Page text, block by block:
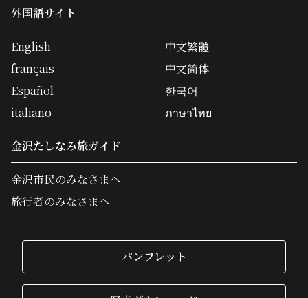
外国語サイト
English
français
Español
italiano
中文繁體
中文简体
한국어
ภาษาไทย
金沢たしなみ旅ガイド
金沢市民のみなさまへ
旅行者のみなさまへ
パンフレット